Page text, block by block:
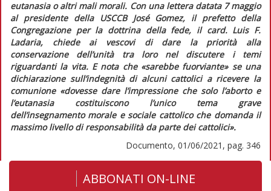
eutanasia o altri mali morali. Con una lettera datata 7 maggio
al presidente della USCCB José Gomez, il prefetto della
Congregazione per la dottrina della fede, il card. Luis F.
Ladaria, chiede ai vescovi di dare la priorità alla
conservazione dell’unità tra loro nel discutere i temi
riguardanti la vita. E nota che «sarebbe fuorviante»se una
dichiarazione sull’indegnità di alcuni cattolici a ricevere la
comunione «dovesse dare l’impressione che solo l’aborto e
l’eutanasia costituiscono l’unico tema grave
dell’insegnamento morale e sociale cattolico che domanda il
massimo livello di responsabilità da parte dei cattolici».
Documento, 01/06/2021, pag. 346
ABBONATI ON-LINE